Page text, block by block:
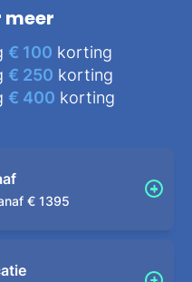
meer
€ 100 korting
€ 250 korting
€ 400 korting
€ 1395